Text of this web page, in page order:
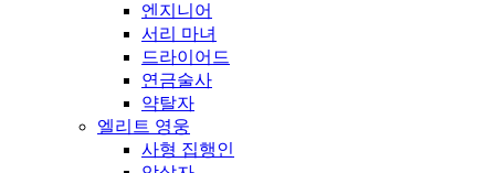
엔지니어
서리 마녀
드라이어드
연금술사
약탈자
엘리트 영웅
사형 집행인